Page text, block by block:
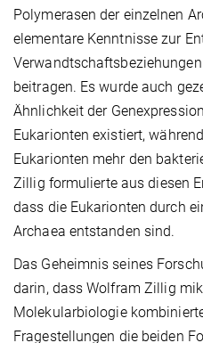
Polymerasen der einzelnen
elementare Kenntnisse zur
beitragen. Es wurde auch
Ähnlichkeit der
Eukarionten existiert,
Eukarionten mehr den
Zillig formulierte aus diesen
dass die Eukarionten durch
Archaea entstanden sind.
Das Geheimnis seines
darin, dass Wolfram Zillig
Molekularbiologie
Fragestellungen die beiden